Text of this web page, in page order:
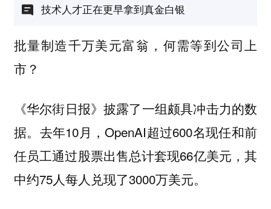
技术人才正在更早拿到真金白银
批量制造千万美元富翁，何需等到公司上
市？
《华尔街日报》披露了一组颇具冲击力的数
据。去年10月，OpenAI超过600名现任和前
任员工通过股票出售总计套现66亿美元，其
中约75人每人兑现了3000万美元。